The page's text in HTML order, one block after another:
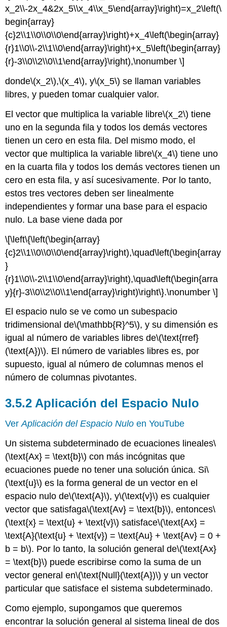
x_2\\-2x_4&2x_5\\x_4\\x_5\end{array}\right)=x_2\left(\
begin{array}
{c}2\\1\\0\\0\\0\end{array}\right)+x_4\left(\begin{array}
{r}1\\0\\-2\\1\\0\end{array}\right)+x_5\left(\begin{array}
{r}-3\\0\\2\\0\\1\end{array}\right),\nonumber \]
donde\(x_2\),\(x_4\), y\(x_5\) se llaman variables
libres, y pueden tomar cualquier valor.
El vector que multiplica la variable libre\(x_2\) tiene
uno en la segunda fila y todos los demás vectores
tienen un cero en esta fila. Del mismo modo, el
vector que multiplica la variable libre\(x_4\) tiene uno
en la cuarta fila y todos los demás vectores tienen un
cero en esta fila, y así sucesivamente. Por lo tanto,
estos tres vectores deben ser linealmente
independientes y formar una base para el espacio
nulo. La base viene dada por
\[\left\{\left(\begin{array}
{c}2\\1\\0\\0\\0\end{array}\right),\quad\left(\begin{array
}
{r}1\\0\\-2\\1\\0\end{array}\right),\quad\left(\begin{arra
y}{r}-3\\0\\2\\0\\1\end{array}\right)\right\}.\nonumber \]
El espacio nulo se ve como un subespacio
tridimensional de\(\mathbb{R}^5\), y su dimensión es
igual al número de variables libres de\(\text{rref}
(\text{A})\). El número de variables libres es, por
supuesto, igual al número de columnas menos el
número de columnas pivotantes.
3.5.2 Aplicación del Espacio Nulo
VerAplicación del Espacio Nulo en YouTube
Un sistema subdeterminado de ecuaciones lineales\
(\text{Ax} = \text{b}\) con más incógnitas que
ecuaciones puede no tener una solución única. Si\
(\text{u}\) es la forma general de un vector en el
espacio nulo de\(\text{A}\), y\(\text{v}\) es cualquier
vector que satisfaga\(\text{Av} = \text{b}\), entonces\
(\text{x} = \text{u} + \text{v}\) satisface\(\text{Ax} =
\text{A}(\text{u} + \text{v}) = \text{Au} + \text{Av} = 0 +
b = b\). Por lo tanto, la solución general de\(\text{Ax}
= \text{b}\) puede escribirse como la suma de un
vector general en\(\text{Null}(\text{A})\) y un vector
particular que satisface el sistema subdeterminado.
Como ejemplo, supongamos que queremos
encontrar la solución general al sistema lineal de dos